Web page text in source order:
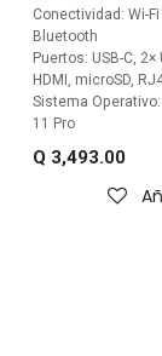
Conectividad: Wi-Fi
Bluetooth
Puertos: USB-C, 2×
HDMI, microSD,
Sistema
11 Pro
Q 3,493.00